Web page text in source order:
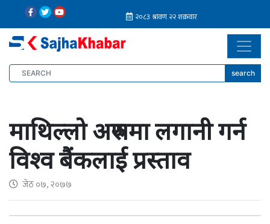
search
माथिल्लो अरुणमा लगानी गर्न
विश्व बैंकलाई प्रस्ताव
जेठ ०७, २०७७